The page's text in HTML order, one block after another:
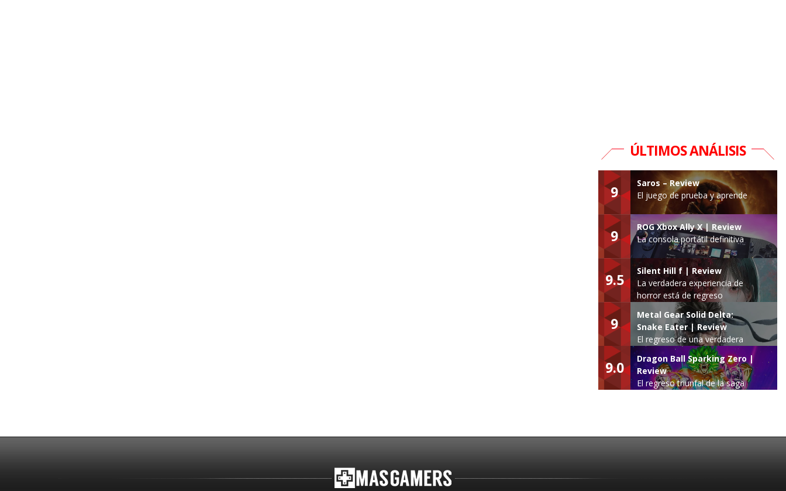
ÚLTIMOS ANÁLISIS
9
Saros – Review
El juego de prueba y aprende
9
ROG Xbox Ally X | Review
La consola portátil definitiva
9.5
Silent Hill f | Review
La verdadera experiencia de
horror está de regreso
9
Metal Gear Solid Delta:
Snake Eater | Review
El regreso de una verdadera
leyenda
9.0
Dragon Ball Sparking Zero |
Review
El regreso triunfal de la saga